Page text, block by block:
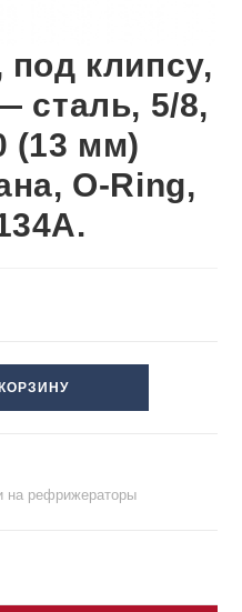
клипсу,
сталь, 5/8,
(13 мм)
O-Ring,
на рефрижераторы